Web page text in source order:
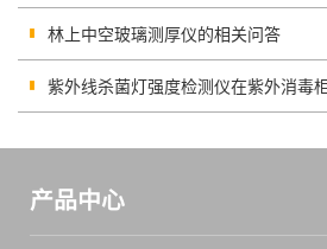
林上中空玻璃测厚仪的相关问答
紫外线杀菌灯强度检测仪在紫外消毒
产品中心